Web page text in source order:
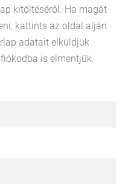
kitöltéséről. Ha magát
kattints az oldal alján
adatait elküldjük
is elmentjük.